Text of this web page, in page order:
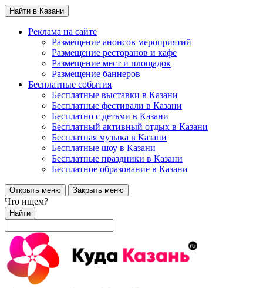
Найти в Казани
Реклама на сайте
Размещение анонсов мероприятий
Размещение ресторанов и кафе
Размещение мест и площадок
Размещение баннеров
Бесплатные события
Бесплатные выставки в Казани
Бесплатные фестивали в Казани
Бесплатно с детьми в Казани
Бесплатный активный отдых в Казани
Бесплатная музыка в Казани
Бесплатные шоу в Казани
Бесплатные праздники в Казани
Бесплатное образование в Казани
Открыть меню Закрыть меню
Что ищем?
Найти